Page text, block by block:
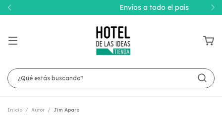
Envíos a todo el país
Inicio / Autor / Jim Aparo